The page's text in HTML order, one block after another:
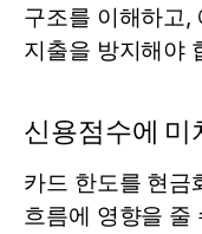
구조를 이해하고,
지출을 방지해야
신용점수에 미
카드 한도를 현금
흐름에 영향을 줄